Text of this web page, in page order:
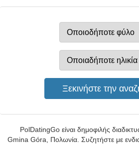
PolDatingGo είναι δημοφιλής
Gmina Góra, Πολωνία. Συζητήστε με